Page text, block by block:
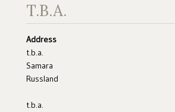
T.B.A.
Address
t.b.a.
Samara
Russland
t.b.a.